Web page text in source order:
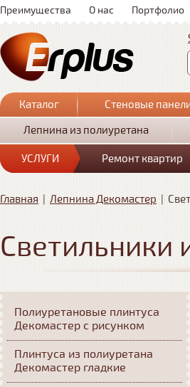
Преимущества О нас Портфолио
Каталог Стеновые
Лепнина из полиуретана
УСЛУГИ Ремонт квартир
Главная | Лепнина Декомастер |
Светильники
Полиуретановые плинтуса
Декомастер с рисунком
Плинтуса из полиуретана
Декомастер гладкие